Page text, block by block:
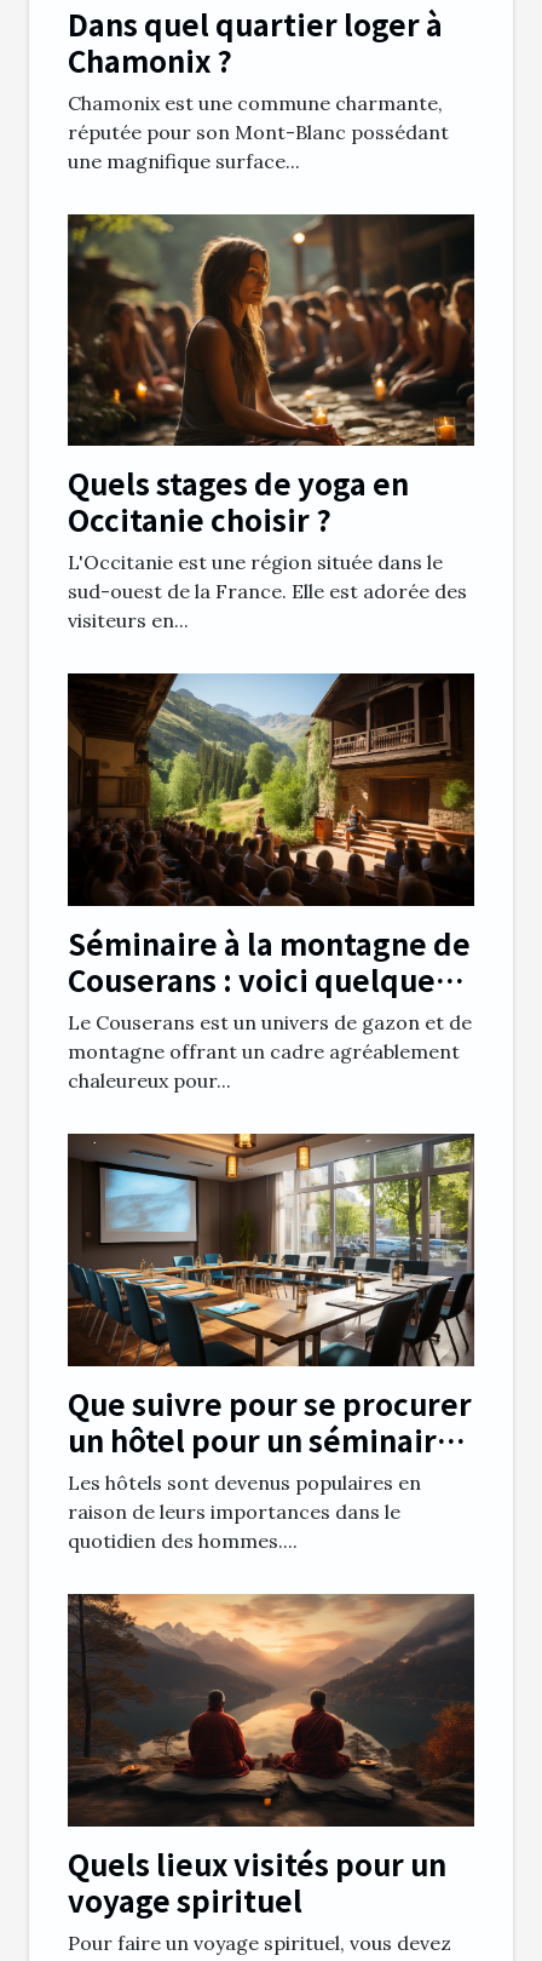
Dans quel quartier loger à
Chamonix ?
Chamonix est une commune charmante,
réputée pour son Mont-Blanc possédant
une magnifique surface...
Quels stages de yoga en
Occitanie choisir ?
L'Occitanie est une région située dans le
sud-ouest de la France. Elle est adorée des
visiteurs en...
Séminaire à la montagne de
Couserans : voici quelques
avantages notables
Le Couserans est un univers de gazon et de
montagne offrant un cadre agréablement
chaleureux pour...
Que suivre pour se procurer
un hôtel pour un séminaire
à Clermont Ferrand
Les hôtels sont devenus populaires en
raison de leurs importances dans le
quotidien des hommes....
Quels lieux visités pour un
voyage spirituel
Pour faire un voyage spirituel, vous devez